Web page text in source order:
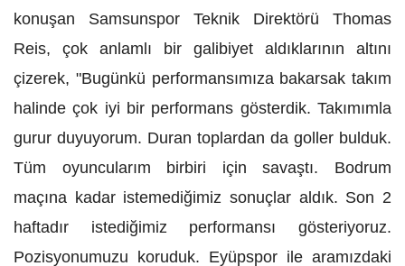
konuşan Samsunspor Teknik Direktörü Thomas
Reis, çok anlamlı bir galibiyet aldıklarının altını
çizerek, "Bugünkü performansımıza bakarsak takım
halinde çok iyi bir performans gösterdik. Takımımla
gurur duyuyorum. Duran toplardan da goller bulduk.
Tüm oyuncularım birbiri için savaştı. Bodrum
maçına kadar istemediğimiz sonuçlar aldık. Son 2
haftadır istediğimiz performansı gösteriyoruz.
Pozisyonumuzu koruduk. Eyüpspor ile aramızdaki